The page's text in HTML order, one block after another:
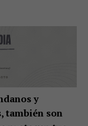
y
también son